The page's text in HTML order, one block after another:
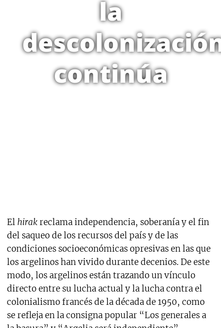
la
continúa
El hirakreclama independencia, soberanía y el fin
del saqueo de los recursos del país y de las
condiciones socioeconómicas opresivas en las que
los argelinos han vivido durante decenios. De este
modo, los argelinos están trazando un vínculo
directo entre su lucha actual y la lucha contra el
colonialismo francés de la década de 1950, como
se refleja en la consigna popular “Los generales a